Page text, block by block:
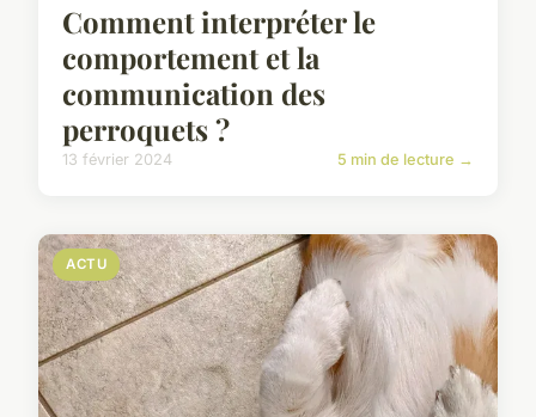
Comment interpréter le
comportement et la
communication des
perroquets ?
13 février 2024 5 min de lecture →
ACTU